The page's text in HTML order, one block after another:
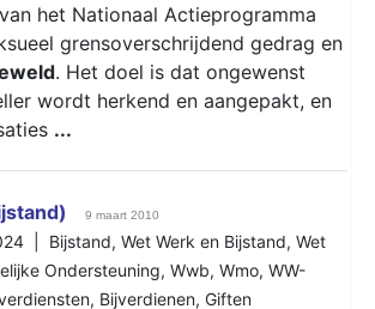
het Nationaal Actieprogramma
grensoverschrijdend gedrag en
. Het doel is dat ongewenst
wordt herkend en aangepakt, en
...
9 maart 2010
| Bijstand, Wet Werk en Bijstand, Wet
Ondersteuning, Wwb, Wmo, WW-
, Bijverdienen, Giften